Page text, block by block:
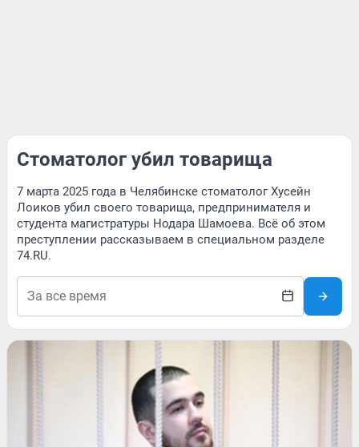
Стоматолог убил товарища
7 марта 2025 года в Челябинске стоматолог Хусейн
Лоиков убил своего товарища, предпринимателя и
студента магистратуры Нодара Шамоева. Всё об этом
преступлении рассказываем в специальном разделе
74.RU.